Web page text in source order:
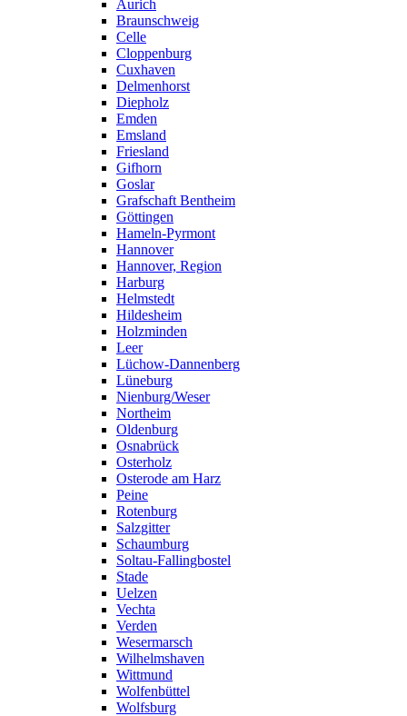
Aurich
Braunschweig
Celle
Cloppenburg
Cuxhaven
Delmenhorst
Diepholz
Emden
Emsland
Friesland
Gifhorn
Goslar
Grafschaft Bentheim
Göttingen
Hameln-Pyrmont
Hannover
Hannover, Region
Harburg
Helmstedt
Hildesheim
Holzminden
Leer
Lüchow-Dannenberg
Lüneburg
Nienburg/Weser
Northeim
Oldenburg
Osnabrück
Osterholz
Osterode am Harz
Peine
Rotenburg
Salzgitter
Schaumburg
Soltau-Fallingbostel
Stade
Uelzen
Vechta
Verden
Wesermarsch
Wilhelmshaven
Wittmund
Wolfenbüttel
Wolfsburg